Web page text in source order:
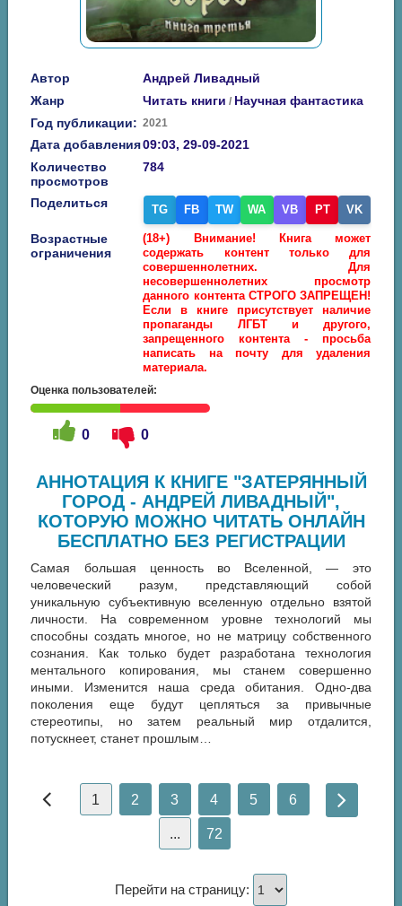
Автор
Андрей Ливадный
Жанр
Читать книги / Научная фантастика
Год публикации: 2021
Дата добавления09:03, 29-09-2021
Количество
просмотров
784
Поделиться TG FB TW WA VB PT VK
Возрастные
ограничения
(18+) Внимание! Книга может
содержать контент только для
совершеннолетних. Для
несовершеннолетних просмотр
данного контента СТРОГО ЗАПРЕЩЕН!
Если в книге присутствует наличие
пропаганды ЛГБТ и другого,
запрещенного контента - просьба
написать на почту для удаления
материала.
Оценка пользователей:
0 0
АННОТАЦИЯ К КНИГЕ "ЗАТЕРЯННЫЙ
ГОРОД - АНДРЕЙ ЛИВАДНЫЙ",
КОТОРУЮ МОЖНО ЧИТАТЬ ОНЛАЙН
БЕСПЛАТНО БЕЗ РЕГИСТРАЦИИ
Самая большая ценность во Вселенной, — это
человеческий разум, представляющий собой
уникальную субъективную вселенную отдельно взятой
личности. На современном уровне технологий мы
способны создать многое, но не матрицу собственного
сознания. Как только будет разработана технология
ментального копирования, мы станем совершенно
иными. Изменится наша среда обитания. Одно-два
поколения еще будут цепляться за привычные
стереотипы, но затем реальный мир отдалится,
потускнеет, станет прошлым…
1 2 3 4 5 6
... 72
Перейти на страницу: